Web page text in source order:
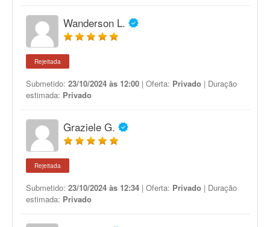
Wanderson L.
Rejeitada
Submetido: 23/10/2024 às 12:00 | Oferta: Privado | Duração
estimada: Privado
Graziele G.
Rejeitada
Submetido: 23/10/2024 às 12:34 | Oferta: Privado | Duração
estimada: Privado